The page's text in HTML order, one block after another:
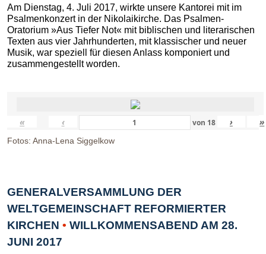
Am Dienstag, 4. Juli 2017, wirkte unsere Kantorei mit im
Psalmenkonzert in der Nikolaikirche. Das Psalmen-
Oratorium »Aus Tiefer Not« mit biblischen und literarischen
Texten aus vier Jahrhunderten, mit klassischer und neuer
Musik, war speziell für diesen Anlass komponiert und
zusammengestellt worden.
« ‹ von 18 › »
Fotos: Anna-Lena Siggelkow
GENERALVERSAMMLUNG DER
WELTGEMEINSCHAFT REFORMIERTER
KIRCHEN • WILLKOMMENSABEND AM 28.
JUNI 2017